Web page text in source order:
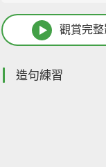
觀賞完整
造句練習